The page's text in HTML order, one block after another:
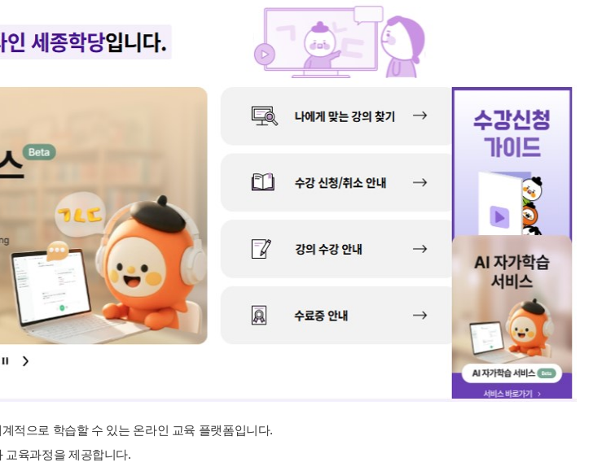
적으로 학습할 수 있는 온라인 교육 플랫폼입니다.
교육과정을 제공합니다.